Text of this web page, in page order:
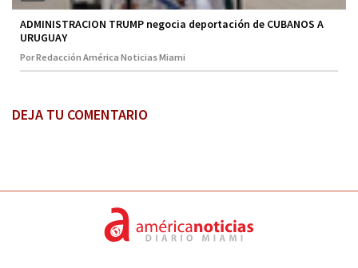
ADMINISTRACION TRUMP negocia deportación de CUBANOS A
URUGUAY
Por Redacción América Noticias Miami
DEJA TU COMENTARIO